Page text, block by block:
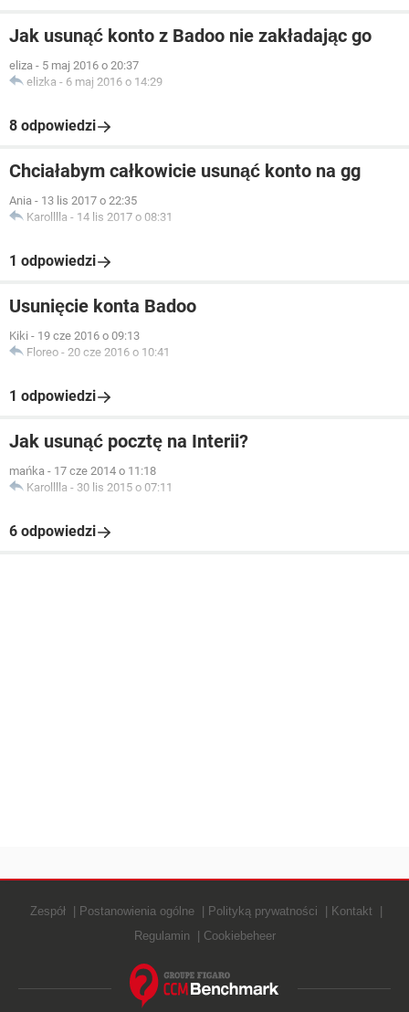
Jak usunąć konto z Badoo nie zakładając go
eliza - 5 maj 2016 o 20:37
elizka - 6 maj 2016 o 14:29
8 odpowiedzi
Chciałabym całkowicie usunąć konto na gg
Ania - 13 lis 2017 o 22:35
Karolllla - 14 lis 2017 o 08:31
1 odpowiedzi
Usunięcie konta Badoo
Kiki - 19 cze 2016 o 09:13
Floreo - 20 cze 2016 o 10:41
1 odpowiedzi
Jak usunąć pocztę na Interii?
mańka - 17 cze 2014 o 11:18
Karolllla - 30 lis 2015 o 07:11
6 odpowiedzi
Zespół Postanowienia ogólne Polityką prywatności
Kontakt
Regulamin
Cookiebeheer